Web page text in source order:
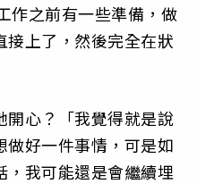
作之前有一些準備，做
上了，然後完全在狀
開心？「我覺得就是說
好一件事情，可是如
，我可能還是會繼續埋